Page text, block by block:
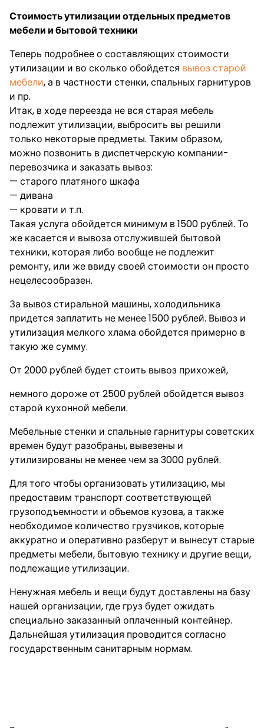
Стоимость утилизации отдельных предметов
мебели и бытовой техники
Теперь подробнее о составляющих стоимости
утилизации и во сколько обойдется вывоз старой
мебели, а в частности стенки, спальных гарнитуров
и пр.
Итак, в ходе переезда не вся старая мебель
подлежит утилизации, выбросить вы решили
только некоторые предметы. Таким образом,
можно позвонить в диспетчерскую компании-
перевозчика и заказать вывоз:
— старого платяного шкафа
— дивана
— кровати и т.п.
Такая услуга обойдется минимум в 1500 рублей. То
же касается и вывоза отслужившей бытовой
техники, которая либо вообще не подлежит
ремонту, или же ввиду своей стоимости он просто
нецелесообразен.
За вывоз стиральной машины, холодильника
придется заплатить не менее 1500 рублей. Вывоз и
утилизация мелкого хлама обойдется примерно в
такую же сумму.
От 2000 рублей будет стоить вывоз прихожей,
немного дороже от 2500 рублей обойдется вывоз
старой кухонной мебели.
Мебельные стенки и спальные гарнитуры советских
времен будут разобраны, вывезены и
утилизированы не менее чем за 3000 рублей.
Для того чтобы организовать утилизацию, мы
предоставим транспорт соответствующей
грузоподъемности и объемов кузова, а также
необходимое количество грузчиков, которые
аккуратно и оперативно разберут и вынесут старые
предметы мебели, бытовую технику и другие вещи,
подлежащие утилизации.
Ненужная мебель и вещи будут доставлены на базу
нашей организации, где груз будет ожидать
специально заказанный оплаченный контейнер.
Дальнейшая утилизация проводится согласно
государственным санитарным нормам.